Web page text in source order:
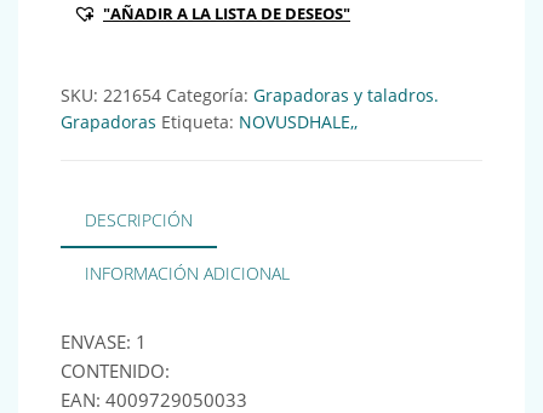
"AÑADIR A LA LISTA DE DESEOS"
SKU: 221654 Categoría: Grapadoras y taladros.
Grapadoras Etiqueta: NOVUSDHALE,,
DESCRIPCIÓN
INFORMACIÓN ADICIONAL
ENVASE: 1
CONTENIDO:
EAN: 4009729050033